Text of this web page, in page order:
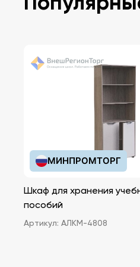
МИНПРОМТОРГ
Шкаф для хранения
пособий
Артикул: АЛКМ-4808